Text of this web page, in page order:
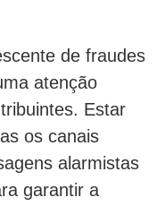
de fraudes
atenção
Estar
os canais
alarmistas
garantir a